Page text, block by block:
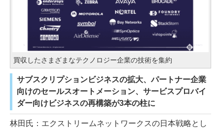
買収したさまざまなテクノロジー企業の技術を集約
サブスクリプションビジネスの拡大、パートナー企業
向けのセールスオートメーション、サービスプロバイ
ダー向けビジネスの再構築が3本の柱に
林田氏：エクストリームネットワークスの日本戦略とし